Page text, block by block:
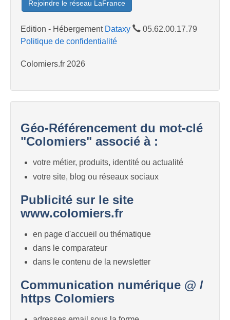
Rejoindre le réseau LaFrance
Edition - Hébergement Dataxy
05.62.00.17.79
Politique de confidentialité
Colomiers.fr 2026
Géo-Référencement du mot-clé
"Colomiers" associé à :
votre métier, produits, identité ou actualité
votre site, blog ou réseaux sociaux
Publicité sur le site
www.colomiers.fr
en page d'accueil ou thématique
dans le comparateur
dans le contenu de la newsletter
Communication numérique @ /
https Colomiers